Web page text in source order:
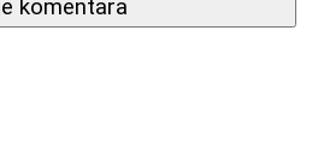
komentara